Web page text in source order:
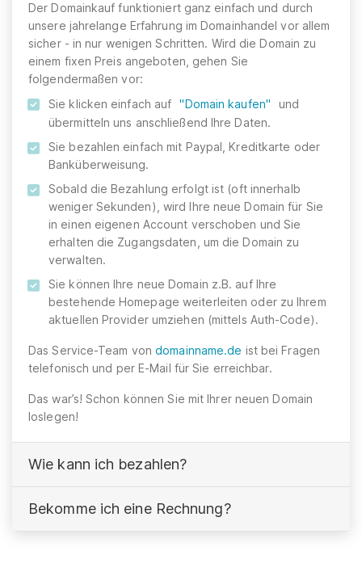
Der Domainkauf funktioniert ganz einfach und durch
unsere jahrelange Erfahrung im Domainhandel vor allem
sicher - in nur wenigen Schritten. Wird die Domain zu
einem fixen Preis angeboten, gehen Sie
folgendermaßen vor:
Sie klicken einfach auf
"Domain kaufen"
und
übermitteln uns anschließend Ihre Daten.
Sie bezahlen einfach mit Paypal, Kreditkarte oder
Banküberweisung.
Sobald die Bezahlung erfolgt ist (oft innerhalb
weniger Sekunden), wird Ihre neue Domain für Sie
in einen eigenen Account verschoben und Sie
erhalten die Zugangsdaten, um die Domain zu
verwalten.
Sie können Ihre neue Domain z.B. auf Ihre
bestehende Homepage weiterleiten oder zu Ihrem
aktuellen Provider umziehen (mittels Auth-Code).
Das Service-Team vondomainname.de ist bei Fragen
telefonisch und per E-Mail für Sie erreichbar.
Das war’s! Schon können Sie mit Ihrer neuen Domain
loslegen!
Wie kann ich bezahlen?
Bekomme ich eine Rechnung?